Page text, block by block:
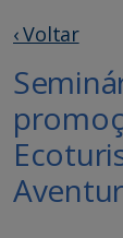
‹ Voltar